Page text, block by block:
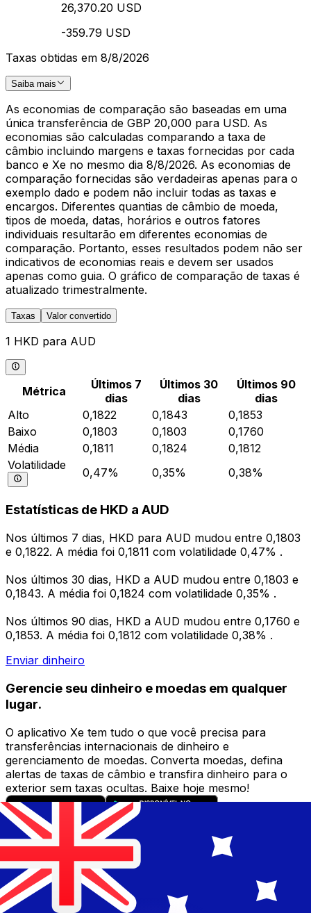
26,370.20 USD
-359.79 USD
Taxas obtidas em 8/8/2026
Saiba mais
As economias de comparação são baseadas em uma
única transferência de GBP 20,000 para USD. As
economias são calculadas comparando a taxa de
câmbio incluindo margens e taxas fornecidas por cada
banco e Xe no mesmo dia 8/8/2026. As economias de
comparação fornecidas são verdadeiras apenas para o
exemplo dado e podem não incluir todas as taxas e
encargos. Diferentes quantias de câmbio de moeda,
tipos de moeda, datas, horários e outros fatores
individuais resultarão em diferentes economias de
comparação. Portanto, esses resultados podem não ser
indicativos de economias reais e devem ser usados
apenas como guia. O gráfico de comparação de taxas é
atualizado trimestralmente.
Taxas Valor convertido
1 HKD para AUD
Métrica
Últimos 7
dias
Últimos 30
dias
Últimos 90
dias
Alto
0,1822 0,1843
0,1853
Baixo
0,1803 0,1803
0,1760
Média
0,1811 0,1824
0,1812
Volatilidade
0,47% 0,35% 0,38%
Estatísticas de HKD a AUD
Nos últimos 7 dias, HKD para AUD mudou entre 0,1803
e 0,1822. A média foi 0,1811 com volatilidade 0,47% .
Nos últimos 30 dias, HKD a AUD mudou entre 0,1803 e
0,1843. A média foi 0,1824 com volatilidade 0,35% .
Nos últimos 90 dias, HKD a AUD mudou entre 0,1760 e
0,1853. A média foi 0,1812 com volatilidade 0,38% .
Enviar dinheiro
Gerencie seu dinheiro e moedas em qualquer
lugar.
O aplicativo Xe tem tudo o que você precisa para
transferências internacionais de dinheiro e
gerenciamento de moedas. Converta moedas, defina
alertas de taxas de câmbio e transfira dinheiro para o
exterior sem taxas ocultas. Baixe hoje mesmo!